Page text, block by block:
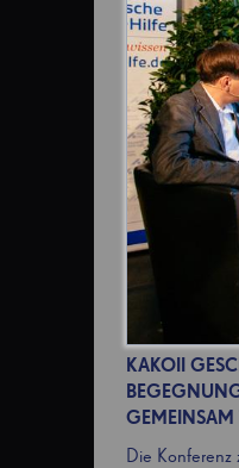
KAKOII
GEMEINSAM
Die Konferenz